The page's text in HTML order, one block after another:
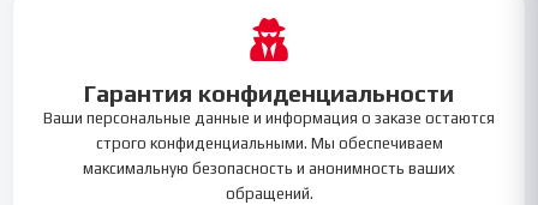
Гарантия конфиденциальности
Ваши персональные данные и информация о заказе остаются
строго конфиденциальными. Мы обеспечиваем
максимальную безопасность и анонимность ваших
обращений.